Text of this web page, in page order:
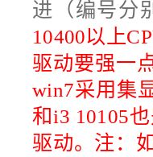
进（编号分
10400以上
驱动要强一
win7采用集
和i3 10105
驱动。注：